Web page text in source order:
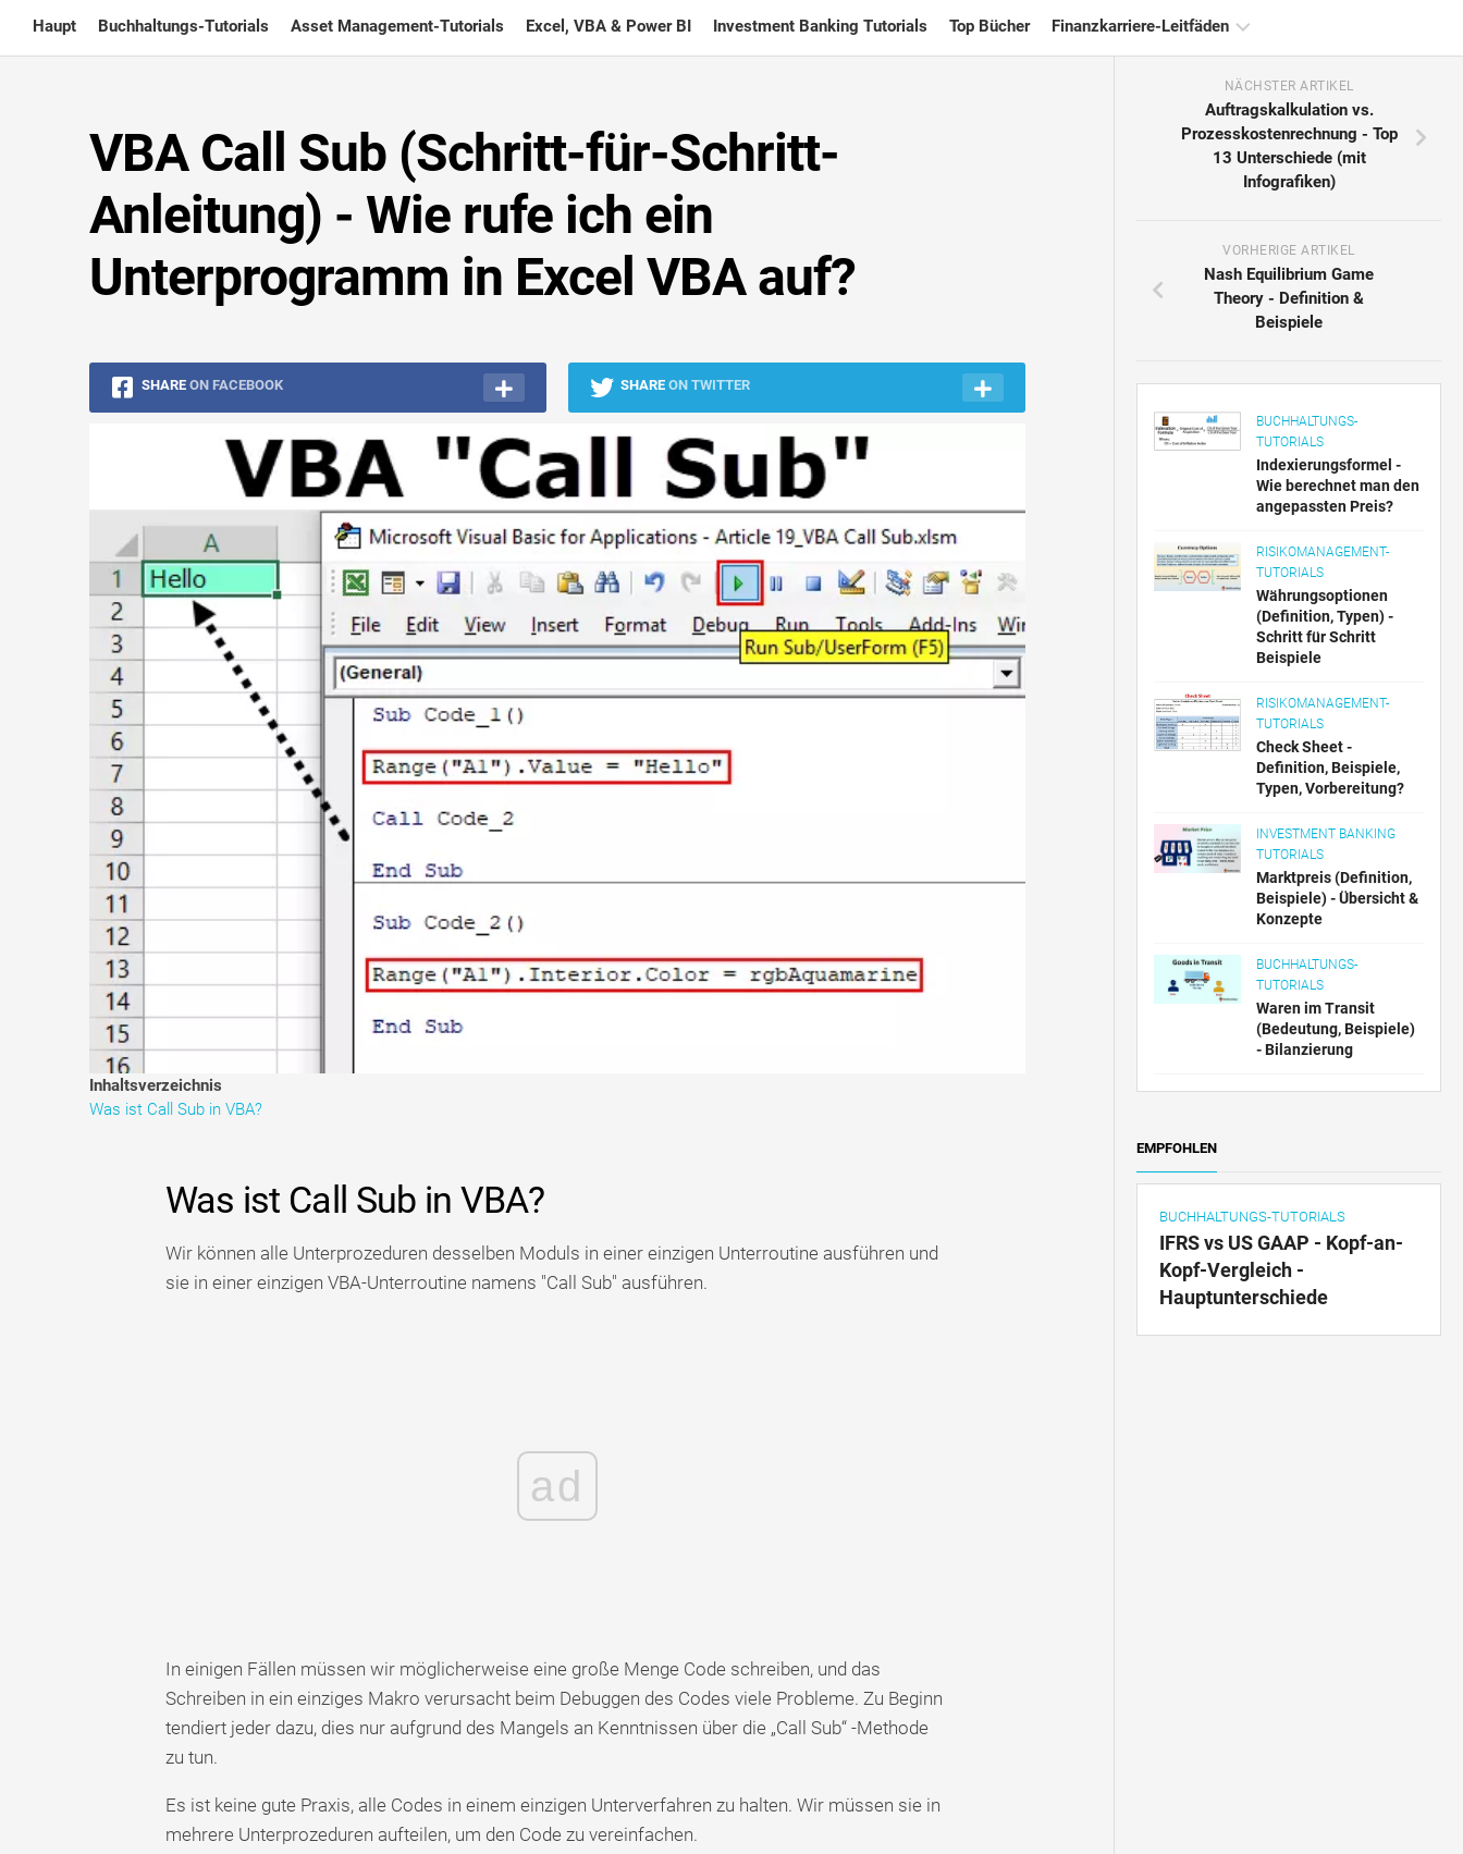
content
Haupt Buchhaltungs-Tutorials Asset Management-Tutorials Excel, VBA & Power BI Investment Banking Tutorials Top Bücher Finanzkarriere-Leitfäden
Vollständige
VBA Call Sub (Schritt-für-Schritt-
Anleitung) - Wie rufe ich ein
Unterprogramm in Excel VBA auf?
SHARE ON FACEBOOK SHARE ON TWITTER
Inhaltsverzeichnis
Was ist Call Sub in VBA?
Was ist Call Sub in VBA?
Wir können alle Unterprozeduren desselben Moduls in einer einzigen Unterroutine ausführen und
sie in einer einzigen VBA-Unterroutine namens "Call Sub" ausführen.
ad
In einigen Fällen müssen wir möglicherweise eine große Menge Code schreiben, und das
Schreiben in ein einziges Makro verursacht beim Debuggen des Codes viele Probleme. Zu Beginn
tendiert jeder dazu, dies nur aufgrund des Mangels an Kenntnissen über die „Call Sub“ -Methode
zu tun.
Es ist keine gute Praxis, alle Codes in einem einzigen Unterverfahren zu halten. Wir müssen sie in
mehrere Unterprozeduren aufteilen, um den Code zu vereinfachen.
NÄCHSTER ARTIKEL
Auftragskalkulation vs.
Prozesskostenrechnung - Top
13 Unterschiede (mit
Infografiken)
VORHERIGE ARTIKEL
Nash Equilibrium Game
Theory - Definition &
Beispiele
BUCHHALTUNGS-
TUTORIALS
Indexierungsformel -
Wie berechnet man den
angepassten Preis?
RISIKOMANAGEMENT-
TUTORIALS
Währungsoptionen
(Definition, Typen) -
Schritt für Schritt
Beispiele
RISIKOMANAGEMENT-
TUTORIALS
Check Sheet -
Definition, Beispiele,
Typen, Vorbereitung?
INVESTMENT BANKING
TUTORIALS
Marktpreis (Definition,
Beispiele) - Übersicht &
Konzepte
BUCHHALTUNGS-
TUTORIALS
Waren im Transit
(Bedeutung, Beispiele)
- Bilanzierung
EMPFOHLEN
BUCHHALTUNGS-TUTORIALS
IFRS vs US GAAP - Kopf-an-
Kopf-Vergleich -
Hauptunterschiede